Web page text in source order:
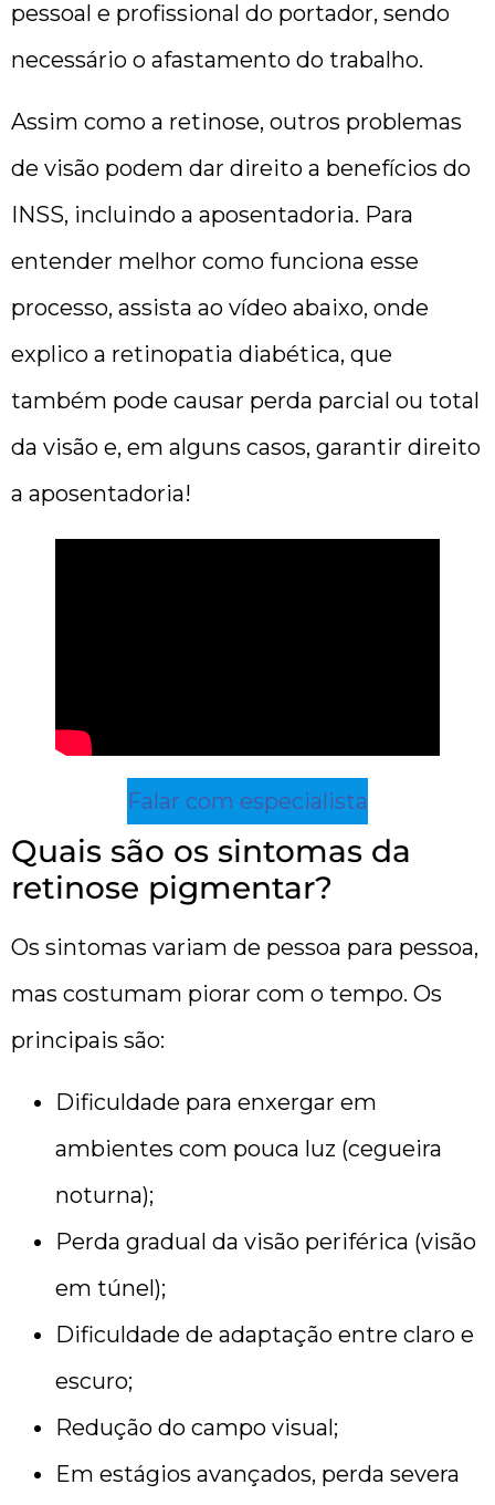
pessoal e profissional do portador, sendo
necessário o afastamento do trabalho.
Assim como a retinose, outros problemas
de visão podem dar direito a benefícios do
INSS, incluindo a aposentadoria. Para
entender melhor como funciona esse
processo, assista ao vídeo abaixo, onde
explico a retinopatia diabética, que
também pode causar perda parcial ou total
da visão e, em alguns casos, garantir direito
a aposentadoria!
Falar com especialista
Quais são os sintomas da
retinose pigmentar?
Os sintomas variam de pessoa para pessoa,
mas costumam piorar com o tempo. Os
principais são:
Dificuldade para enxergar em
ambientes com pouca luz (cegueira
noturna);
Perda gradual da visão periférica (visão
em túnel);
Dificuldade de adaptação entre claro e
escuro;
Redução do campo visual;
Em estágios avançados, perda severa